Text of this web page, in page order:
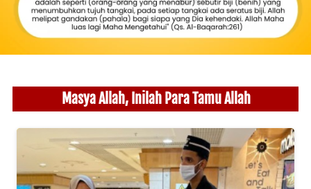
Masya Allah, Inilah Para Tamu Allah